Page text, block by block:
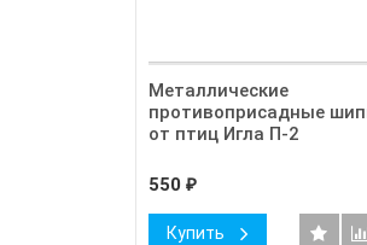
Металлические
противоприсадные
от птиц Игла П-2
550 ₽
Купить